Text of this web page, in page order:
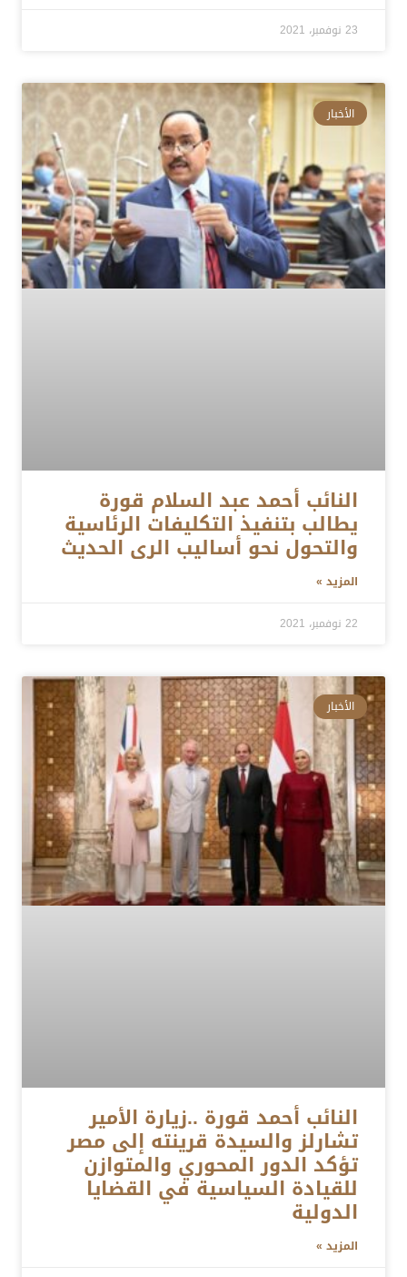
23 نوفمبر، 2021
الأخبار
النائب أحمد عبد السلام قورة
يطالب بتنفيذ التكليفات الرئاسية
والتحول نحو أساليب الرى الحديث
المزيد »
22 نوفمبر، 2021
الأخبار
النائب أحمد قورة ..زيارة الأمير
تشارلز والسيدة قرينته إلى مصر
تؤكد الدور المحوري والمتوازن
للقيادة السياسية في القضايا
الدولية
المزيد »